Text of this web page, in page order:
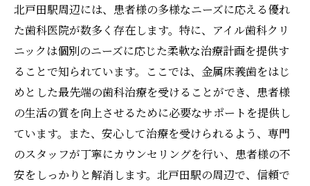
北戸田駅周辺には、患者様の多様なニーズに応える優れ
た歯科医院が数多く存在します。特に、アイル歯科クリ
ニックは個別のニーズに応じた柔軟な治療計画を提供す
ることで知られています。ここでは、金属床義歯をはじ
めとした最先端の歯科治療を受けることができ、患者様
の生活の質を向上させるために必要なサポートを提供し
ています。また、安心して治療を受けられるよう、専門
のスタッフが丁寧にカウンセリングを行い、患者様の不
安をしっかりと解消します。北戸田駅の周辺で、信頼で